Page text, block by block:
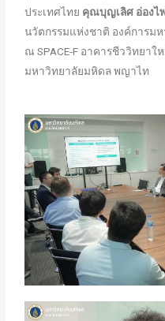
ประเทศไทย คุณบุญเลิศ อ่องไ
นวัตกรรมแห่งชาติ องค์การมห
ณ SPACE-F อาคารชีววิทยา
มหาวิทยาลัยมหิดล พญาไท